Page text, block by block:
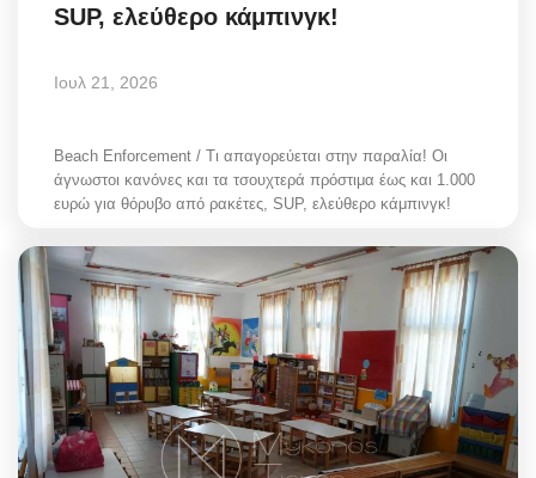
SUP, ελεύθερο κάμπινγκ!
Ιουλ 21, 2026
Beach Enforcement / Τι απαγορεύεται στην παραλία! Οι
άγνωστοι κανόνες και τα τσουχτερά πρόστιμα έως και 1.000
ευρώ για θόρυβο από ρακέτες, SUP, ελεύθερο κάμπινγκ!